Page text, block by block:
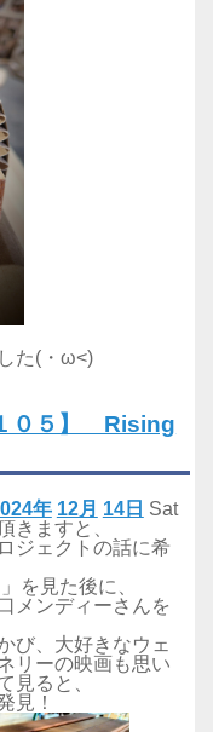
た(・ω<)
０５】 Rising
年 12月 14日 Sat
きますと、
ジェクトの話に希
を見た後に、
メンディーさんを
び、大好きなウェ
リーの映画も思い
見ると、
見！